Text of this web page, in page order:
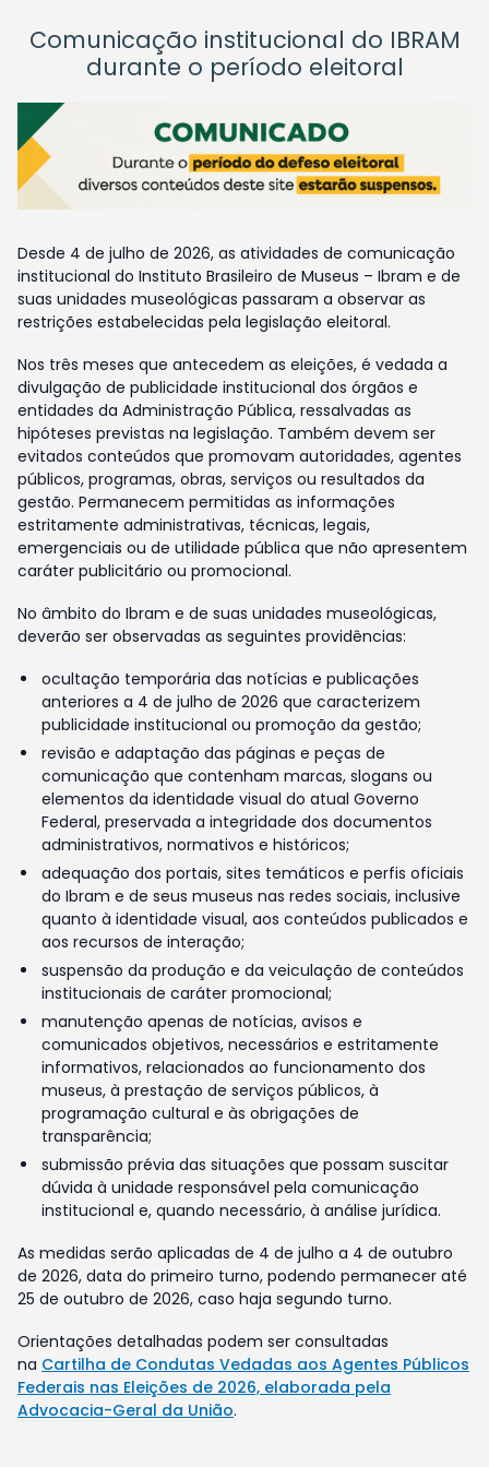
Comunicação institucional do IBRAM
durante o período eleitoral
Desde 4 de julho de 2026, as atividades de comunicação
institucional do Instituto Brasileiro de Museus – Ibram e de
suas unidades museológicas passaram a observar as
restrições estabelecidas pela legislação eleitoral.
Nos três meses que antecedem as eleições, é vedada a
divulgação de publicidade institucional dos órgãos e
entidades da Administração Pública, ressalvadas as
hipóteses previstas na legislação. Também devem ser
evitados conteúdos que promovam autoridades, agentes
públicos, programas, obras, serviços ou resultados da
gestão. Permanecem permitidas as informações
estritamente administrativas, técnicas, legais,
emergenciais ou de utilidade pública que não apresentem
caráter publicitário ou promocional.
No âmbito do Ibram e de suas unidades museológicas,
deverão ser observadas as seguintes providências:
ocultação temporária das notícias e publicações
anteriores a 4 de julho de 2026 que caracterizem
publicidade institucional ou promoção da gestão;
revisão e adaptação das páginas e peças de
comunicação que contenham marcas, slogans ou
elementos da identidade visual do atual Governo
Federal, preservada a integridade dos documentos
administrativos, normativos e históricos;
adequação dos portais, sites temáticos e perfis oficiais
do Ibram e de seus museus nas redes sociais, inclusive
quanto à identidade visual, aos conteúdos publicados e
aos recursos de interação;
suspensão da produção e da veiculação de conteúdos
institucionais de caráter promocional;
manutenção apenas de notícias, avisos e
comunicados objetivos, necessários e estritamente
informativos, relacionados ao funcionamento dos
museus, à prestação de serviços públicos, à
programação cultural e às obrigações de
transparência;
submissão prévia das situações que possam suscitar
dúvida à unidade responsável pela comunicação
institucional e, quando necessário, à análise jurídica.
As medidas serão aplicadas de 4 de julho a 4 de outubro
de 2026, data do primeiro turno, podendo permanecer até
25 de outubro de 2026, caso haja segundo turno.
Orientações detalhadas podem ser consultadas
na Cartilha de Condutas Vedadas aos Agentes Públicos
Federais nas Eleições de 2026, elaborada pela
Advocacia-Geral da União.